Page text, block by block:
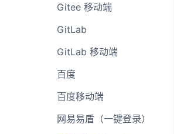
Gitee 移动端
GitLab
GitLab 移动端
百度
百度移动端
网易易盾（一键登录）